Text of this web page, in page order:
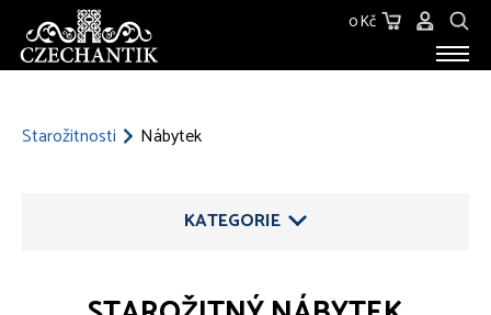
0 Kč
Starožitnosti Nábytek
KATEGORIE